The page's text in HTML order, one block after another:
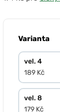
Varianta
vel. 4
189 Kč
vel. 8
179 Kč